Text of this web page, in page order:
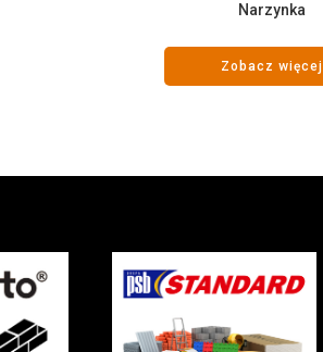
Narzynka
Zobacz więcej